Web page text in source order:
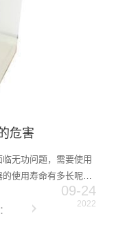
危害
无功问题，需要使用
使用寿命有多长呢？
小编将在这篇文章中详
力电容器，根据设计...
09-24
2022